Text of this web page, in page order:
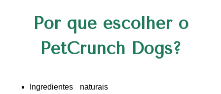
Por que escolher o
PetCrunch Dogs?
Ingredientes naturais